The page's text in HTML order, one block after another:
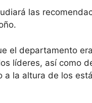
las
el departamento
líderes, así como
la altura de los